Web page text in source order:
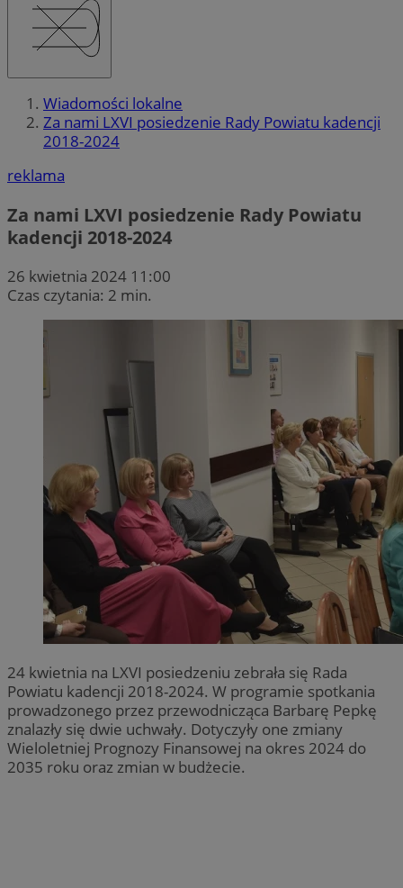
Wiadomości lokalne
Za nami LXVI posiedzenie Rady Powiatu kadencji
2018-2024
reklama
Za nami LXVI posiedzenie Rady Powiatu
kadencji 2018-2024
26 kwietnia 2024 11:00
Czas czytania: 2 min.
24 kwietnia na LXVI posiedzeniu zebrała się Rada
Powiatu kadencji 2018-2024. W programie spotkania
prowadzonego przez przewodnicząca Barbarę Pepkę
znalazły się dwie uchwały. Dotyczyły one zmiany
Wieloletniej Prognozy Finansowej na okres 2024 do
2035 roku oraz zmian w budżecie.